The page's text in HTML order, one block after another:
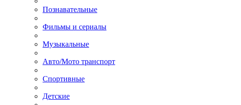
Познавательные
Фильмы и сериалы
Музыкальные
Авто/Мото транспорт
Спортивные
Детские